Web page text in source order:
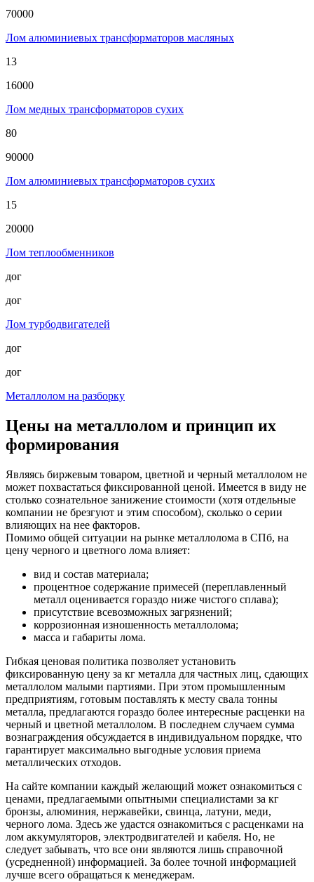
70000
Лом алюминиевых трансформаторов масляных
13
16000
Лом медных трансформаторов сухих
80
90000
Лом алюминиевых трансформаторов сухих
15
20000
Лом теплообменников
дог
дог
Лом турбодвигателей
дог
дог
Металлолом на разборку
Цены на металлолом и принцип их
формирования
Являясь биржевым товаром, цветной и черный металлолом не
может похвастаться фиксированной ценой. Имеется в виду не
столько сознательное занижение стоимости (хотя отдельные
компании не брезгуют и этим способом), сколько о серии
влияющих на нее факторов.
Помимо общей ситуации на рынке металлолома в СПб, на
цену черного и цветного лома влияет:
вид и состав материала;
процентное содержание примесей (переплавленный
металл оценивается гораздо ниже чистого сплава);
присутствие всевозможных загрязнений;
коррозионная изношенность металлолома;
масса и габариты лома.
Гибкая ценовая политика позволяет установить
фиксированную цену за кг металла для частных лиц, сдающих
металлолом малыми партиями. При этом промышленным
предприятиям, готовым поставлять к месту свала тонны
металла, предлагаются гораздо более интересные расценки на
черный и цветной металлолом. В последнем случаем сумма
вознаграждения обсуждается в индивидуальном порядке, что
гарантирует максимально выгодные условия приема
металлических отходов.
На сайте компании каждый желающий может ознакомиться с
ценами, предлагаемыми опытными специалистами за кг
бронзы, алюминия, нержавейки, свинца, латуни, меди,
черного лома. Здесь же удастся ознакомиться с расценками на
лом аккумуляторов, электродвигателей и кабеля. Но, не
следует забывать, что все они являются лишь справочной
(усредненной) информацией. За более точной информацией
лучше всего обращаться к менеджерам.